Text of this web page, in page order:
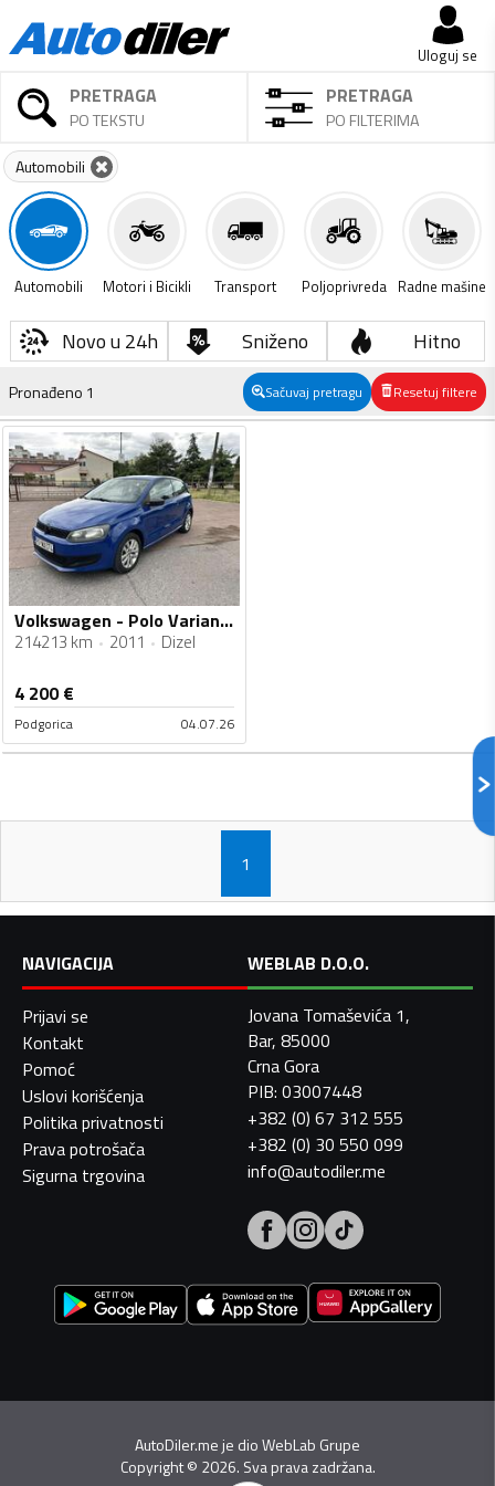
Uloguj se
PRETRAGA
PO TEKSTU
PRETRAGA
PO FILTERIMA
Automobili
Automobili Motori i Bicikli Transport Poljoprivreda Radne mašine
Novo u 24h Sniženo Hitno
Pronađeno 1 Sačuvaj pretragu Resetuj filtere
Volkswagen - Polo Variant - 1.2TDI
214213 km 2011 Dizel
4 200€
Podgorica 04.07.26
1
NAVIGACIJA
Prijavi se
Kontakt
Pomoć
Uslovi korišćenja
Politika privatnosti
Prava potrošača
Sigurna trgovina
WEBLAB D.O.O.
Jovana Tomaševića 1,
Bar, 85000
Crna Gora
PIB: 03007448
+382 (0) 67 312 555
+382 (0) 30 550 099
info@autodiler.me
AutoDiler.me je dioWebLab Grupe
Copyright© 2026. Sva prava zadržana.